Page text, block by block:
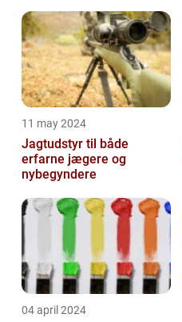
11 may 2024
Jagtudstyr til både
erfarne jægere og
nybegyndere
04 april 2024